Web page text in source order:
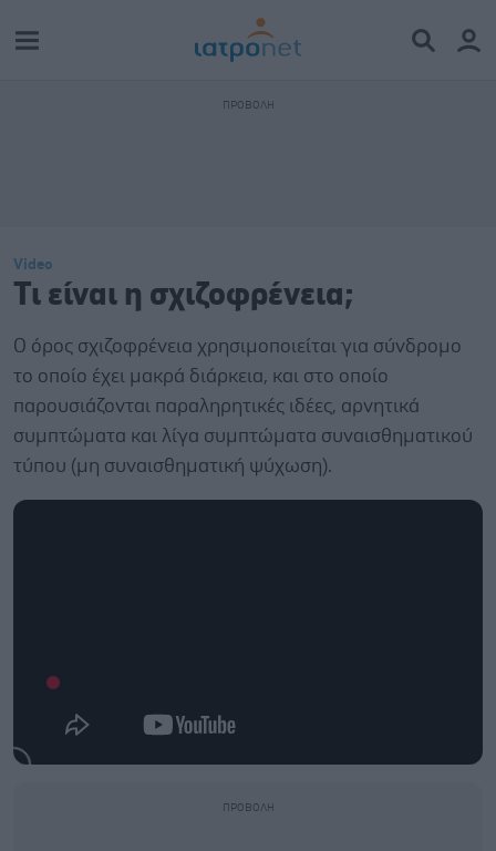
Video
Τι είναι η σχιζοφρένεια;
Ο όρος σχιζοφρένεια χρησιμοποιείται για σύνδρομο
το οποίο έχει μακρά διάρκεια, και στο οποίο
παρουσιάζονται παραληρητικές ιδέες, αρνητικά
συμπτώματα και λίγα συμπτώματα συναισθηματικού
τύπου (μη συναισθηματική ψύχωση).